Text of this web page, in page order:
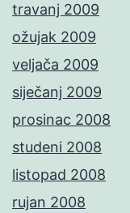
travanj 2009
ožujak 2009
veljača 2009
siječanj 2009
prosinac 2008
studeni 2008
listopad 2008
rujan 2008